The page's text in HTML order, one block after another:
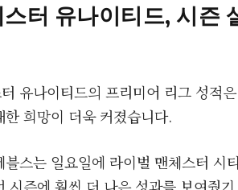
스터 유나이티드, 시즌
유나이티드의 프리미어 리그 성적
한 희망이 더욱 커졌습니다.
블스는 일요일에 라이벌 맨체스터 시